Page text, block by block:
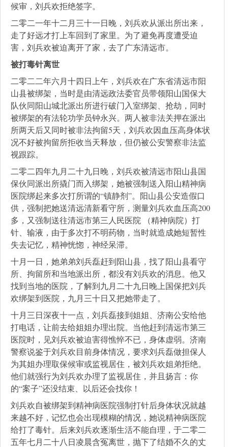
候审，刘兵欢拒绝签字。
二零二一年十二月三十一日晚，刘兵欢从派出所出来，
走了好远才打上车回到了家里。为了避免再度遭受迫
害，刘兵欢被迫离开了家，去了广东清远市。
被打毒针离世
二零二二年六月十四日上午，刘兵欢在广东省清远市阳
山县被绑架，当时是由清远政法委官员带领阳山国保大
队伙同阳山城北派出所进行破门入室绑架、抢劫，同时
被绑架的有法轮功学员钟永兴。两人被非法关押在派出
所两天后又同时被非法拘留5天，刘兵欢因血压高身体状
况不好被拘留所拒收当天释放，但仍被公安警察非法监
视跟踪。
二零二四年九月二十九日晚，刘兵欢被清远市阳山县国
保伙同派出所撬门而入绑架，她被强制送入阳山精神病
医院绑起来多次打所谓的“镇静剂”。阳山县公安造假口
供，强制把她送清远清新看守所，测量刘兵欢血压高200
多，又强制送往清远市第三人民医院 （精神病院）打
针、输液，由于多次打不明药物，当时就造成她短暂性
失去记忆，精神恍惚，神经呆滞。
十月一日，她弟弟刘兵磊赶到阳山县，找了阳山县看守
所、拘留所和当地派出所，都没有刘兵欢的消息。他又
找到当地的医院，了解到九月二十九日晚上国保把刘兵
欢绑架到医院，九月三十日又把她带走了。
十月三日深夜十一点，刘兵磊接到姐姐、济南公安给他
打电话，让前去给姐姐办理出院。当他赶到清远市第三
医院时，见刘兵欢被迫害得憔悴不已，身体虚弱。济南
警察说鉴于刘兵欢目前身体情况，要求刘兵磊做担保人
为其姐办理取保候审或监视居住，被刘兵欢姐弟拒绝。
他们就强行为刘兵欢办理了监视居住，并且扬言：你
的“案子”还没结束、以后还会找你！
刘兵欢自被绑架到精神病医院强制打针后身体状况就越
来越不好，记忆也会出现模糊的情况，她说精神病医院
给打了毒针。后来刘兵欢逐渐生活不能自理，于二零二
五年七月二十八日凌晨含冤离世，抛下了结婚不久的丈